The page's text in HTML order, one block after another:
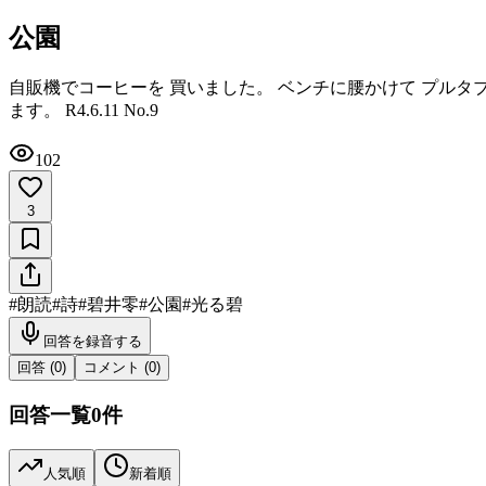
公園
自販機でコーヒーを 買いました。 ベンチに腰かけて プル
ます。 R4.6.11 No.9
102
3
#朗読#詩#碧井零#公園#光る碧
回答を録音する
回答 (0) コメント (0)
回答一覧0件
人気順 新着順